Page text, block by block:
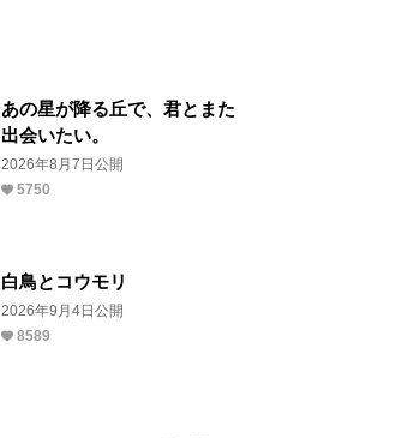
あの星が降る丘で、君とまた
出会いたい。
2026年8月7日公開
5750
白鳥とコウモリ
2026年9月4日公開
8589